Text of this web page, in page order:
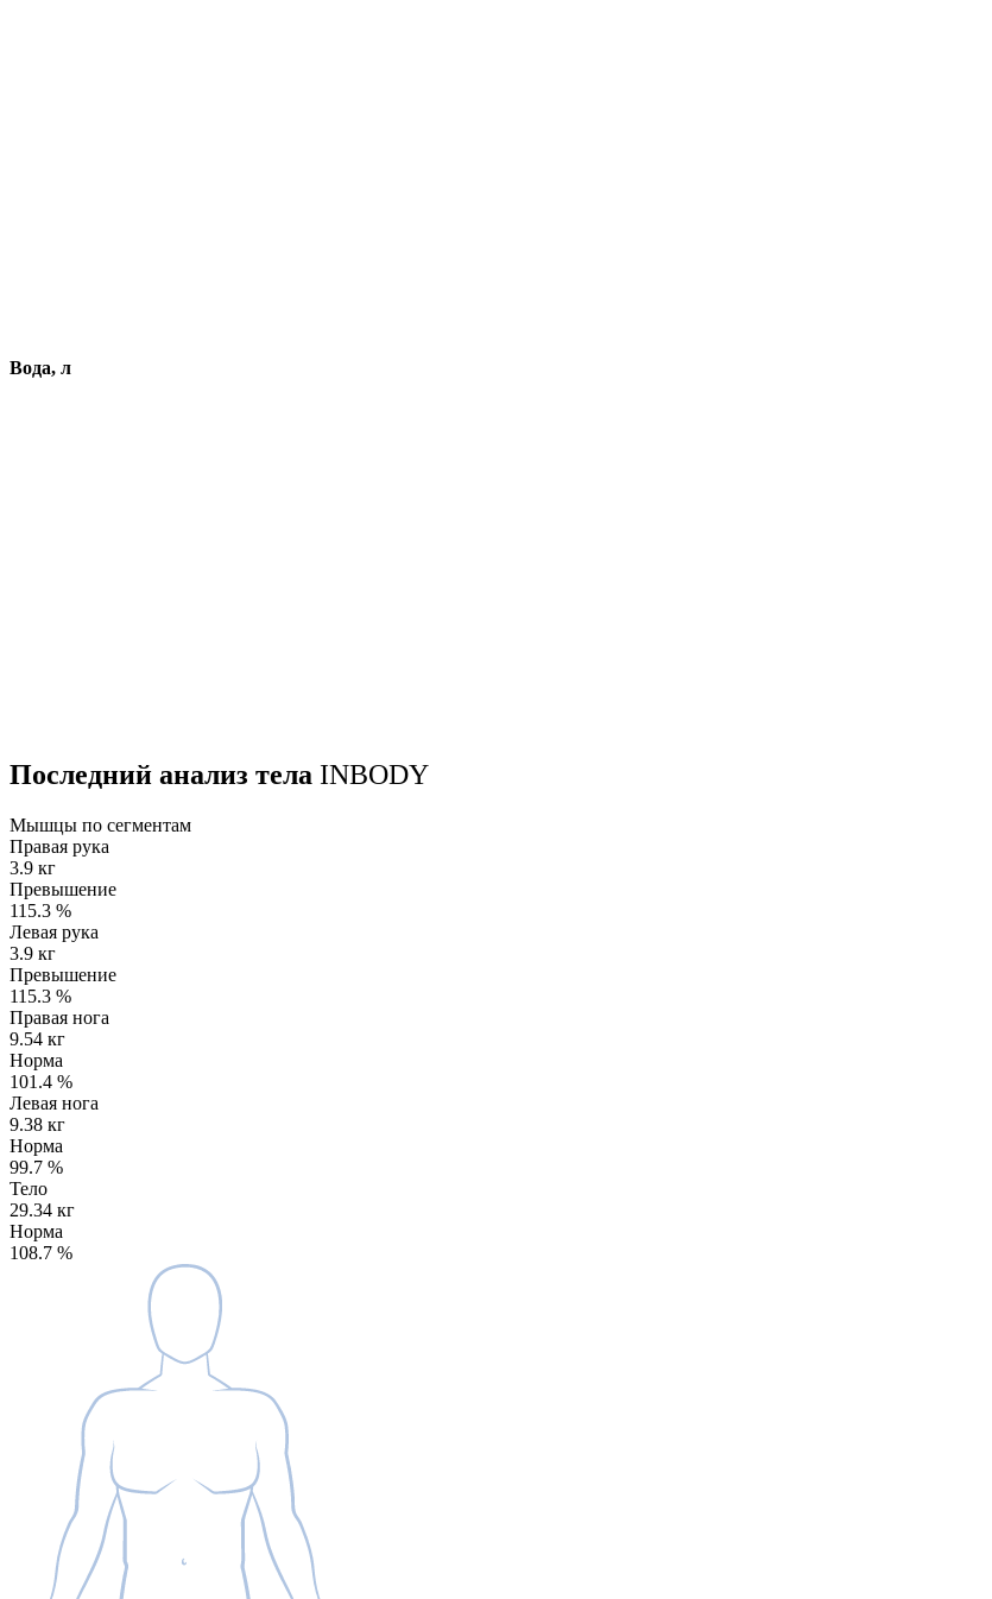
Вода, л
Последний анализ тела INBODY
Мышцы по сегментам
Правая рука
3.9 кг
Превышение
115.3 %
Левая рука
3.9 кг
Превышение
115.3 %
Правая нога
9.54 кг
Норма
101.4 %
Левая нога
9.38 кг
Норма
99.7 %
Тело
29.34 кг
Норма
108.7 %